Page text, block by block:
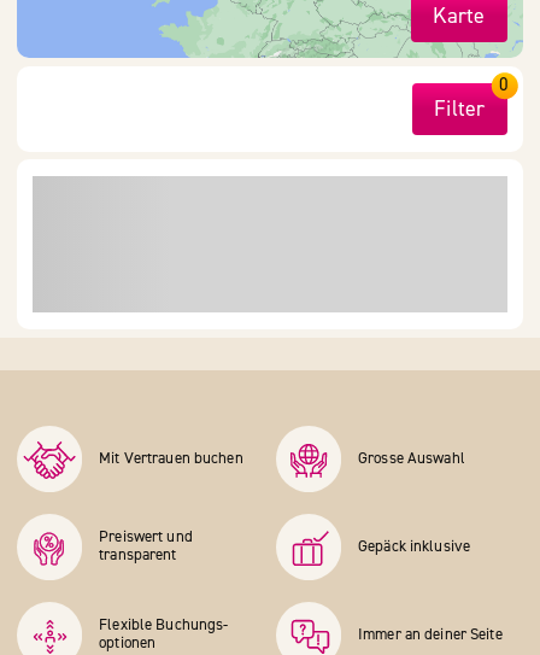
Karte
Filter
0
Mit Vertrauen buchen Grosse Auswahl
Preiswert und
transparent
Gepäck inklusive
Flexible Buchungs­
optionen
Immer an deiner Seite